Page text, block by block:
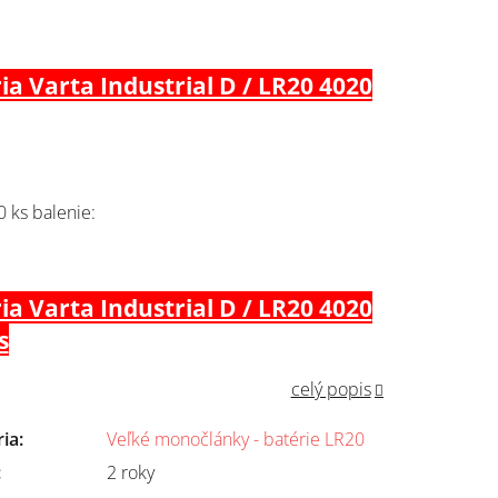
Varta Industrial D / LR20 4020
ks balenie:
Varta Industrial D / LR20 4020
celý popis
:
Veľké monočlánky - batérie LR20
2 roky